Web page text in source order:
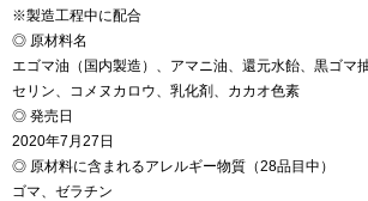
※製造工程中に配合
◎ 原材料名
エゴマ油（国内製造）、アマニ油、還元水飴、黒ゴマ
セリン、コメヌカロウ、乳化剤、カカオ色素
◎ 発売日
2020年7月27日
◎ 原材料に含まれるアレルギー物質（28品目中）
ゴマ、ゼラチン